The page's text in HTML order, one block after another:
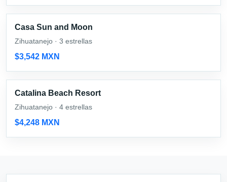
Casa Sun and Moon
Zihuatanejo · 3 estrellas
$3,542 MXN
Catalina Beach Resort
Zihuatanejo · 4 estrellas
$4,248 MXN